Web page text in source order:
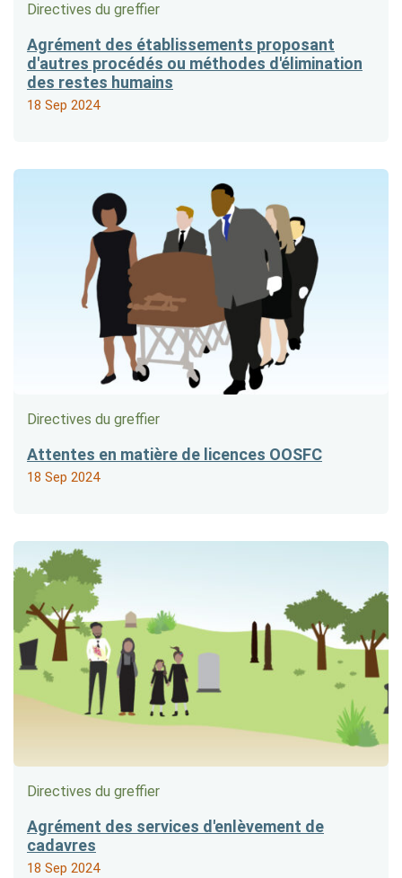
Directives du greffier
Agrément des établissements proposant
d'autres procédés ou méthodes d'élimination
des restes humains
18 Sep 2024
Directives du greffier
Attentes en matière de licences OOSFC
18 Sep 2024
Directives du greffier
Agrément des services d'enlèvement de
cadavres
18 Sep 2024